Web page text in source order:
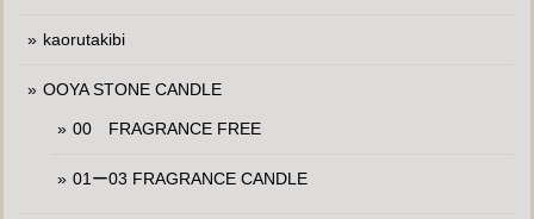
kaorutakibi
OOYA STONE CANDLE
00 FRAGRANCE FREE
01ー03 FRAGRANCE CANDLE